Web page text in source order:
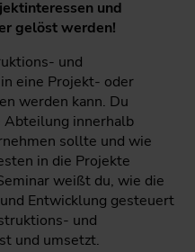
und
gelöst werden!
und
eine Projekt- oder
werden kann. Du
Abteilung innerhalb
sollte und wie
in die Projekte
weißt du, wie die
Entwicklung gesteuert
und
und umsetzt.